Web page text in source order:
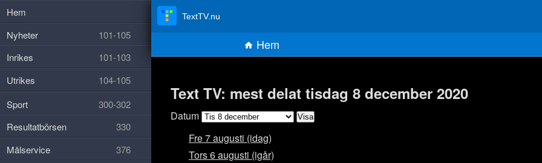
Text TV: mest delat tisdag 8 december 2020
Datum
Fre 7 augusti (idag)
Tors 6 augusti (igår)
TextTV.nu
Hem
Hem
Nyheter
101-105
Inrikes
101-103
Utrikes
104-105
Sport
300-302
Resultatbörsen
330
Målservice
376